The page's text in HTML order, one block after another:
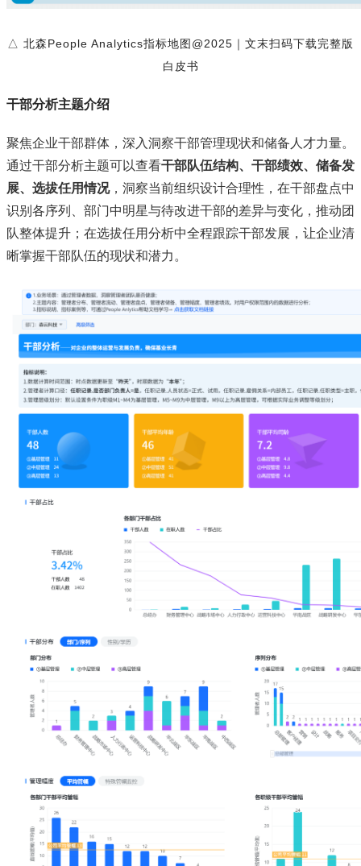
△ 北森People Analytics指标地图@2025｜文末扫码下载完整版
白皮书
干部分析主题介绍
聚焦企业干部群体，深入洞察干部管理现状和储备人才力量。
通过干部分析主题可以查看干部队伍结构、干部绩效、储备发
展、选拔任用情况，洞察当前组织设计合理性，在干部盘点中
识别各序列、部门中明星与待改进干部的差异与变化，推动团
队整体提升；在选拔任用分析中全程跟踪干部发展，让企业清
晰掌握干部队伍的现状和潜力。